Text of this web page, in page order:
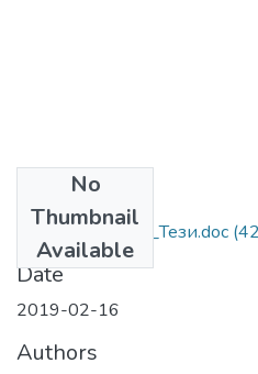
No
Thumbnail
Available
Краснікова_О.М_Тези.doc
Date
2019-02-16
Authors